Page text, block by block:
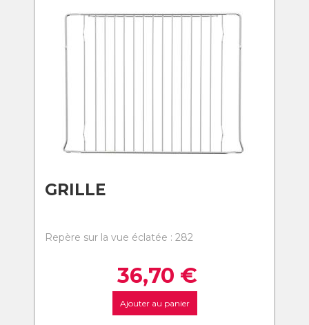
GRILLE
Repère sur la vue éclatée : 282
36,70 €
Ajouter au panier